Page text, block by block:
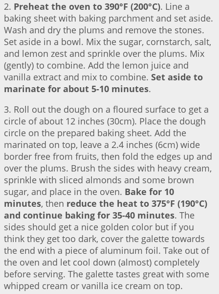
2. Preheat the oven to 390°F (200°C). Line a
baking sheet with baking parchment and set aside.
Wash and dry the plums and remove the stones.
Set aside in a bowl. Mix the sugar, cornstarch, salt,
and lemon zest and sprinkle over the plums. Mix
(gently) to combine. Add the lemon juice and
vanilla extract and mix to combine. Set aside to
marinate for about 5-10 minutes.
3. Roll out the dough on a floured surface to get a
circle of about 12 inches (30cm). Place the dough
circle on the prepared baking sheet. Add the
marinated on top, leave a 2.4 inches (6cm) wide
border free from fruits, then fold the edges up and
over the plums. Brush the sides with heavy cream,
sprinkle with sliced almonds and some brown
sugar, and place in the oven. Bake for 10
minutes, then reduce the heat to 375°F (190°C)
and continue baking for 35-40 minutes. The
sides should get a nice golden color but if you
think they get too dark, cover the galette towards
the end with a piece of aluminum foil. Take out of
the oven and let cool down (almost) completely
before serving. The galette tastes great with some
whipped cream or vanilla ice cream on top.